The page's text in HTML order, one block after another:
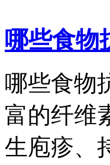
哪些食物
哪些食物
富的纤维
生庖疹、